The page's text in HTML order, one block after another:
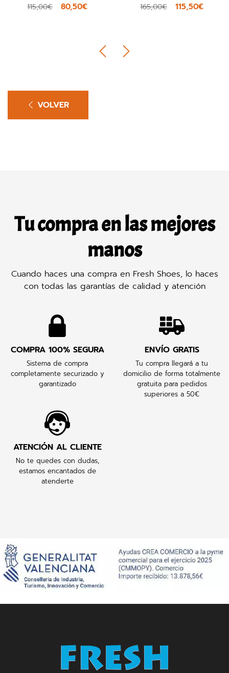
115,00€ 80,50€ 165,00€ 115,50€
VOLVER
Tu compra en las mejores
manos
Cuando haces una compra en Fresh Shoes, lo haces
con todas las garantías de calidad y atención
COMPRA 100% SEGURA
Sistema de compra
completamente securizado y
garantizado
ENVÍO GRATIS
Tu compra llegará a tu
domicilio de forma totalmente
gratuita para pedidos
superiores a 50€
ATENCIÓN AL CLIENTE
No te quedes con dudas,
estamos encantados de
atenderte